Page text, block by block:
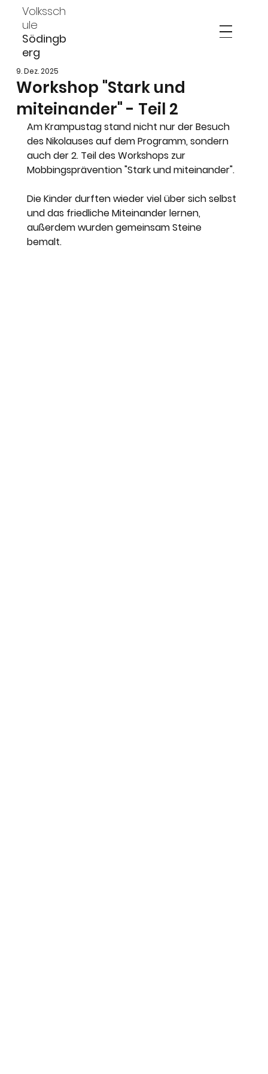
Volkssch
ule
Södingb
erg
Workshop "Stark und
miteinander" - Teil 2
9. Dez. 2025
Am Krampustag stand nicht nur der Besuch
des Nikolauses auf dem Programm, sondern
auch der 2. Teil des Workshops zur
Mobbingsprävention "Stark und miteinander".
Die Kinder durften wieder viel über sich selbst
und das friedliche Miteinander lernen,
außerdem wurden gemeinsam Steine
bemalt.